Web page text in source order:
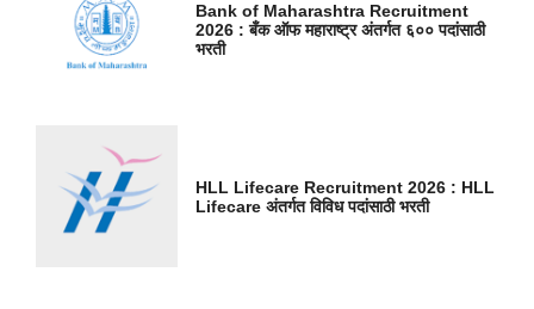
Bank of Maharashtra Recruitment
2026 : बँक ऑफ महाराष्ट्र अंतर्गत ६०० पदांसाठी
भरती
HLL Lifecare Recruitment 2026 : HLL
Lifecare अंतर्गत विविध पदांसाठी भरती